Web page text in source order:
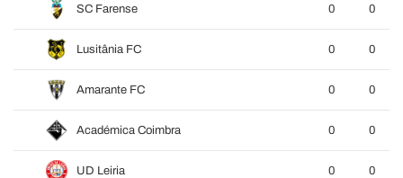
SC Farense 0 0
Lusitânia FC 0 0
Amarante FC 0 0
Académica Coimbra 0 0
UD Leiria 0 0